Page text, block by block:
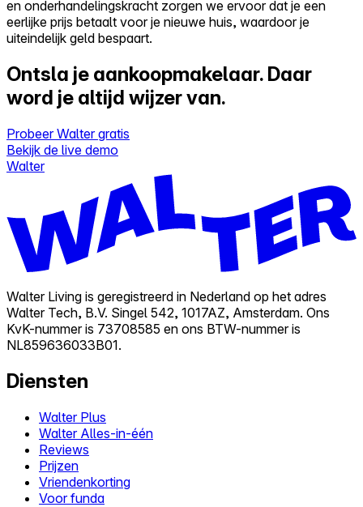
en onderhandelingskracht zorgen we ervoor dat je een
eerlijke prijs betaalt voor je nieuwe huis, waardoor je
uiteindelijk geld bespaart.
Ontsla je aankoopmakelaar. Daar
word je altijd wijzer van.
Probeer Walter gratis
Bekijk de live demo
Walter
Walter Living is geregistreerd in Nederland op het adres
Walter Tech, B.V. Singel 542, 1017AZ, Amsterdam. Ons
KvK-nummer is 73708585 en ons BTW-nummer is
NL859636033B01.
Diensten
Walter Plus
Walter Alles-in-één
Reviews
Prijzen
Vriendenkorting
Voor funda